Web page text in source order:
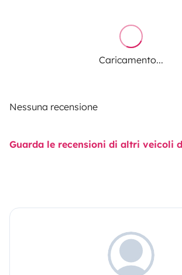
Caricamento...
Nessuna recensione
Guarda le recensioni di altri veicoli